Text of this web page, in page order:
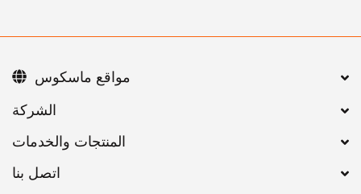
اتصل بنا
مواقع ماسكوس